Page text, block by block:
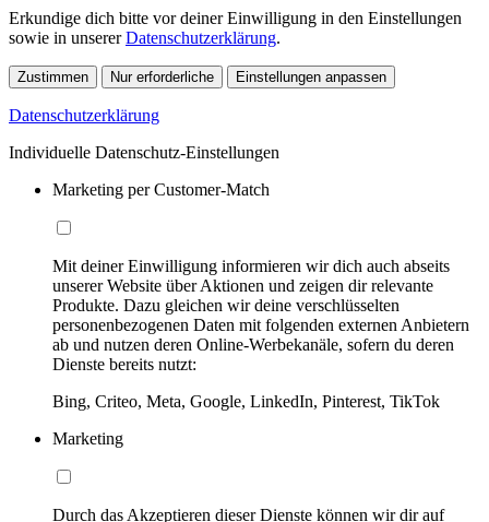
Erkundige dich bitte vor deiner Einwilligung in den Einstellungen
sowie in unsererDatenschutzerklärung.
Zustimmen Nur erforderliche Einstellungen anpassen
Datenschutzerklärung
Individuelle Datenschutz-Einstellungen
Marketing per Customer-Match
Mit deiner Einwilligung informieren wir dich auch abseits
unserer Website über Aktionen und zeigen dir relevante
Produkte. Dazu gleichen wir deine verschlüsselten
personenbezogenen Daten mit folgenden externen Anbietern
ab und nutzen deren Online-Werbekanäle, sofern du deren
Dienste bereits nutzt:
Bing, Criteo, Meta, Google, LinkedIn, Pinterest, TikTok
Marketing
Durch das Akzeptieren dieser Dienste können wir dir auf